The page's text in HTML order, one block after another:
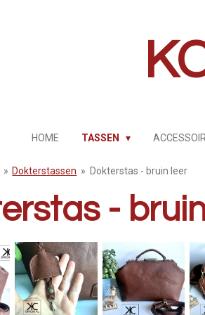
HOME TASSEN
» Dokterstassen » Dokterstas - bruin leer
-